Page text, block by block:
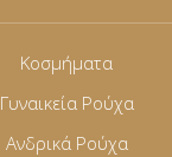
Κοσμήματα
Γυναικεία Ρούχα
Ανδρικά Ρούχα